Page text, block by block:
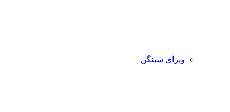
ویزای شینگن